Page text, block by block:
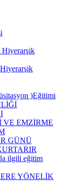
)Eğitimi
VE EMZİRME
GÜNÜ
ilgili eğitim
YÖNELİK